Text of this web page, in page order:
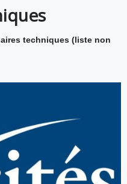
techniques (liste non